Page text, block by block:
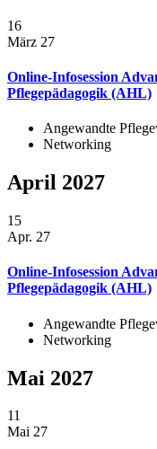
16
März 27
Online-Infosession
Pflegepädagogik (AHL)
Angewandte
Networking
April 2027
15
Apr. 27
Online-Infosession
Pflegepädagogik (AHL)
Angewandte
Networking
Mai 2027
11
Mai 27